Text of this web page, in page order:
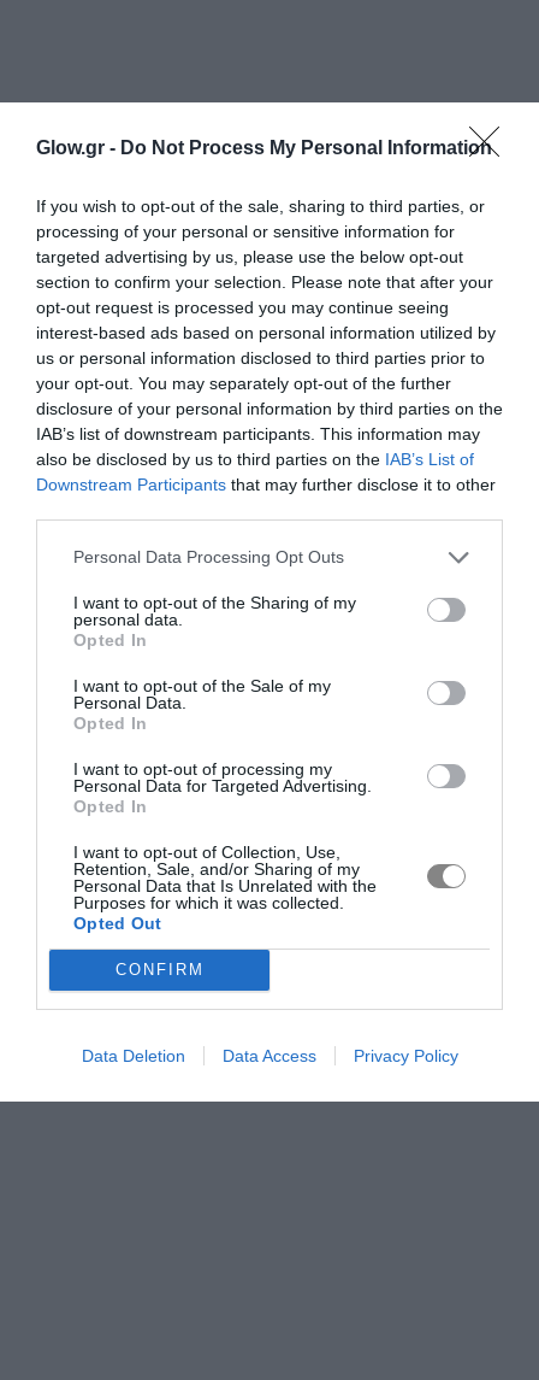
Glow.gr - Do Not Process My Personal Information
If you wish to opt-out of the sale, sharing to third parties, or
processing of your personal or sensitive information for
targeted advertising by us, please use the below opt-out
section to confirm your selection. Please note that after your
opt-out request is processed you may continue seeing
interest-based ads based on personal information utilized by
us or personal information disclosed to third parties prior to
your opt-out. You may separately opt-out of the further
disclosure of your personal information by third parties on the
IAB’s list of downstream participants. This information may
also be disclosed by us to third parties on the IAB’s List of
Downstream Participants that may further disclose it to other
Personal Data Processing Opt Outs
I want to opt-out of the Sharing of my
personal data.
Opted In
I want to opt-out of the Sale of my
Personal Data.
Opted In
I want to opt-out of processing my
Personal Data for Targeted Advertising.
Opted In
I want to opt-out of Collection, Use,
Retention, Sale, and/or Sharing of my
Personal Data that Is Unrelated with the
Purposes for which it was collected.
Opted Out
CONFIRM
Data Deletion Data Access Privacy Policy